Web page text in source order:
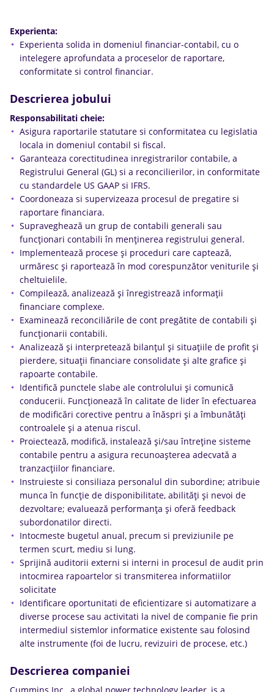
Experienta:
Experienta solida in domeniul financiar-contabil, cu o
intelegere aprofundata a proceselor de raportare,
conformitate si control financiar.
Descrierea jobului
Responsabilitati cheie:
Asigura raportarile statutare si conformitatea cu legislatia
locala in domeniul contabil si fiscal.
Garanteaza corectitudinea inregistrarilor contabile, a
Registrului General (GL) si a reconcilierilor, in conformitate
cu standardele US GAAP si IFRS.
Coordoneaza si supervizeaza procesul de pregatire si
raportare financiara.
Supraveghează un grup de contabili generali sau
funcționari contabili în menținerea registrului general.
Implementează procese și proceduri care captează,
urmăresc și raportează în mod corespunzător veniturile și
cheltuielile.
Compilează, analizează și înregistrează informații
financiare complexe.
Examinează reconciliările de cont pregătite de contabili și
funcționarii contabili.
Analizează și interpretează bilanțul și situațiile de profit și
pierdere, situații financiare consolidate și alte grafice și
rapoarte contabile.
Identifică punctele slabe ale controlului și comunică
conducerii. Funcționează în calitate de lider în efectuarea
de modificări corective pentru a înăspri și a îmbunătăți
controalele și a atenua riscul.
Proiectează, modifică, instalează și/sau întreține sisteme
contabile pentru a asigura recunoașterea adecvată a
tranzacțiilor financiare.
Instruieste si consiliaza personalul din subordine; atribuie
munca în funcție de disponibilitate, abilități și nevoi de
dezvoltare; evaluează performanța și oferă feedback
subordonatilor directi.
Intocmeste bugetul anual, precum si previziunile pe
termen scurt, mediu si lung.
Sprijină auditorii externi si interni in procesul de audit prin
intocmirea rapoartelor si transmiterea informatiilor
solicitate
Identificare oportunitati de eficientizare si automatizare a
diverse procese sau activitati la nivel de companie fie prin
intermediul sistemlor informatice existente sau folosind
alte instrumente (foi de lucru, revizuiri de procese, etc.)
Descrierea companiei